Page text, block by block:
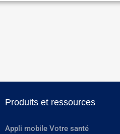
Produits et ressources
Appli mobile Votre santé